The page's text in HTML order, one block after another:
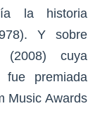
la historia
Y sobre
(2008) cuya
fue premiada
Music Awards